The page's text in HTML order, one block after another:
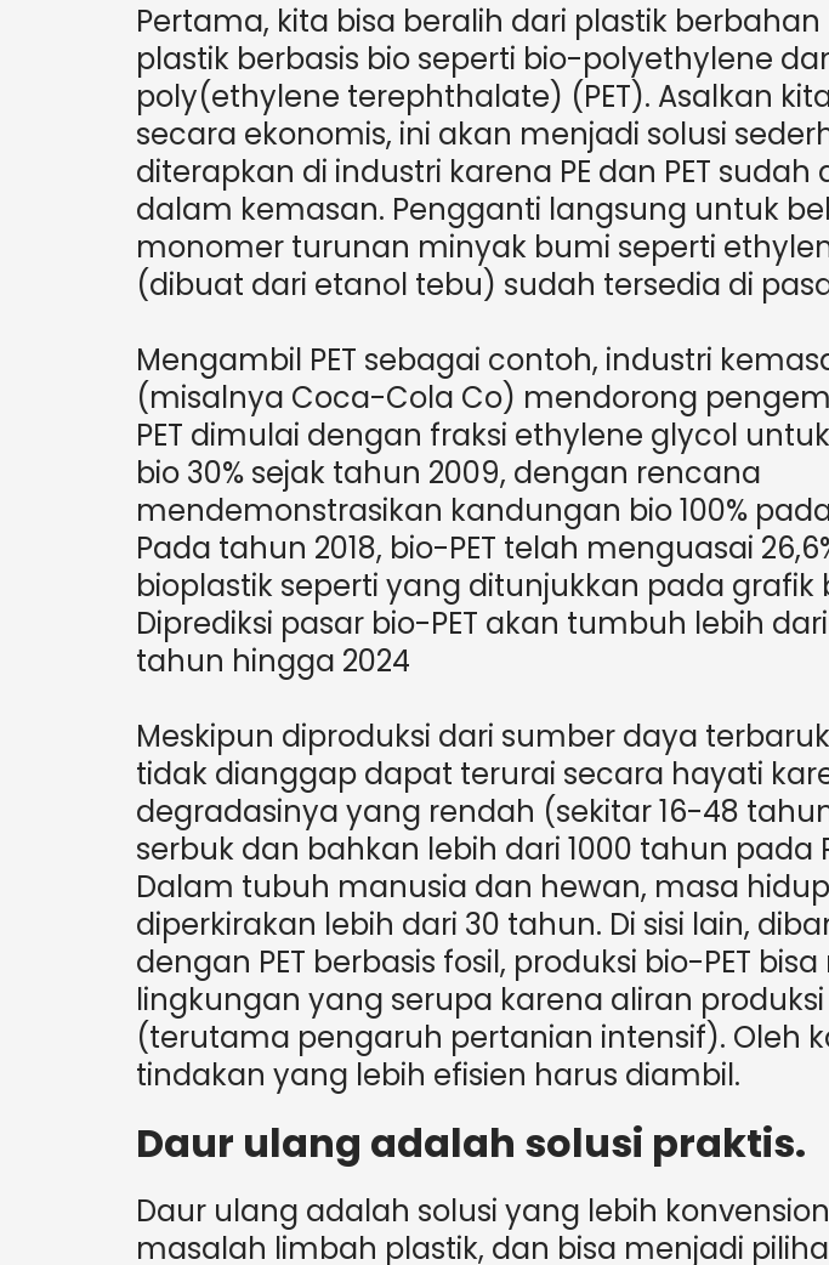
Pertama, kita bisa beralih dari plastik berbahan
plastik berbasis bio seperti bio-polyethylene
poly(ethylene terephthalate) (PET). Asalkan
secara ekonomis, ini akan menjadi solusi
diterapkan di industri karena PE dan PET sudah
dalam kemasan. Pengganti langsung untuk
monomer turunan minyak bumi seperti
(dibuat dari etanol tebu) sudah tersedia di
Mengambil PET sebagai contoh, industri
(misalnya Coca-Cola Co) mendorong
PET dimulai dengan fraksi ethylene glycol untuk
bio 30% sejak tahun 2009, dengan rencana
mendemonstrasikan kandungan bio 100%
Pada tahun 2018, bio-PET telah menguasai
bioplastik seperti yang ditunjukkan pada grafik
Diprediksi pasar bio-PET akan tumbuh lebih
tahun hingga 2024
Meskipun diproduksi dari sumber daya
tidak dianggap dapat terurai secara hayati
degradasinya yang rendah (sekitar 16-48
serbuk dan bahkan lebih dari 1000 tahun pada
Dalam tubuh manusia dan hewan, masa hidup
diperkirakan lebih dari 30 tahun. Di sisi lain,
dengan PET berbasis fosil, produksi bio-PET
lingkungan yang serupa karena aliran
(terutama pengaruh pertanian intensif). Oleh
tindakan yang lebih efisien harus diambil.
Daur ulang adalah solusi praktis.
Daur ulang adalah solusi yang lebih
masalah limbah plastik, dan bisa menjadi